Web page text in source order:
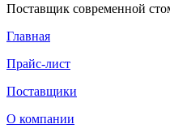
Поставщик современной
Главная
Прайс-лист
Поставщики
О компании